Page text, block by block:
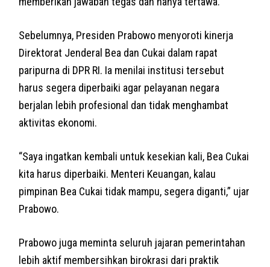
Sebelumnya, Presiden Prabowo menyoroti kinerja
Direktorat Jenderal Bea dan Cukai dalam rapat
paripurna di DPR RI. Ia menilai institusi tersebut
harus segera diperbaiki agar pelayanan negara
berjalan lebih profesional dan tidak menghambat
aktivitas ekonomi.
“Saya ingatkan kembali untuk kesekian kali, Bea Cukai
kita harus diperbaiki. Menteri Keuangan, kalau
pimpinan Bea Cukai tidak mampu, segera diganti,” ujar
Prabowo.
Prabowo juga meminta seluruh jajaran pemerintahan
lebih aktif membersihkan birokrasi dari praktik